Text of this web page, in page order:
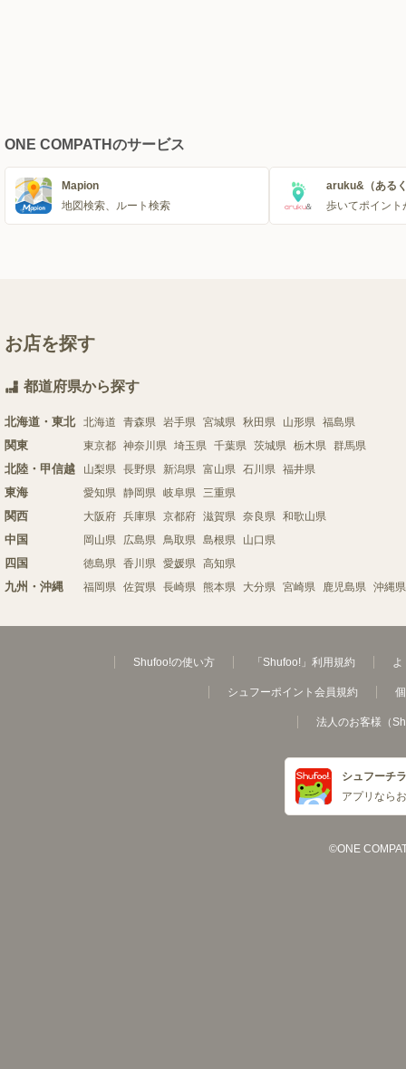
ONE COMPATHのサービス
Mapion
地図検索、ルート検索
aruku&（ある
歩いてポイント
お店を探す
都道府県から探す
北海道・東北 北海道 青森県 岩手県 宮城県 秋田県 山形県 福島県
関東 東京都 神奈川県 埼玉県 千葉県 茨城県 栃木県 群馬県
北陸・甲信越 山梨県 長野県 新潟県 富山県 石川県 福井県
東海 愛知県 静岡県 岐阜県 三重県
関西 大阪府 兵庫県 京都府 滋賀県 奈良県 和歌山県
中国 岡山県 広島県 鳥取県 島根県 山口県
四国 徳島県 香川県 愛媛県 高知県
九州・沖縄 福岡県 佐賀県 長崎県 熊本県 大分県 宮崎県 鹿児島県 沖縄県
Shufoo!の使い方 「Shufoo!」利用規約 よ
シュフーポイント会員規約
法人のお客様（
シュフーチ
アプリなら
©ONE